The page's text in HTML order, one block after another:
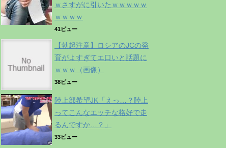
ｗさすがに引いたｗｗｗｗｗ
ｗｗｗｗ
41ビュー
【勃起注意】ロシアのJCの発
育がよすぎてエ口いと話題に
ｗｗｗ（画像）
38ビュー
陸上部希望JK「えっ…？陸上
ってこんなエッチな格好で走
るんですか…？」
33ビュー